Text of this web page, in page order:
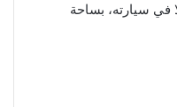
في سيارته، بساحة